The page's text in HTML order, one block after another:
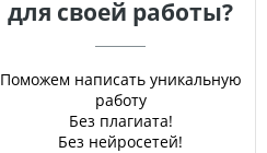
для своей работы?
Поможем написать уникальную
работу
Без плагиата!
Без нейросетей!